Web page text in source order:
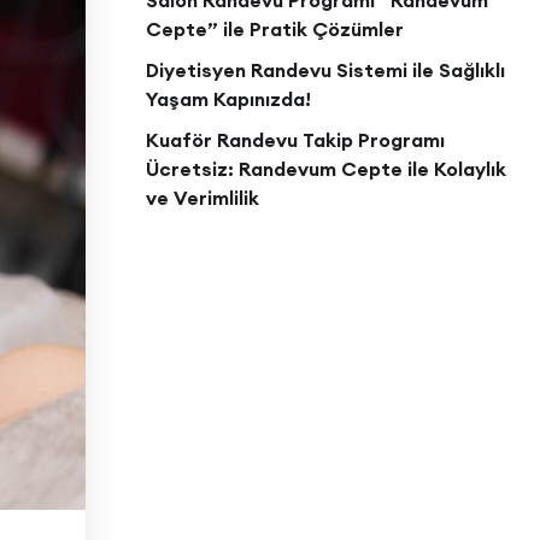
Cepte” ile Pratik Çözümler
Diyetisyen Randevu Sistemi ile Sağlıklı
Yaşam Kapınızda!
Kuaför Randevu Takip Programı
Ücretsiz: Randevum Cepte ile Kolaylık
ve Verimlilik